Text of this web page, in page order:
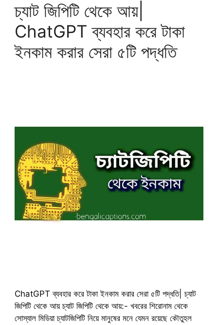
চ্যাট জিপিটি থেকে আয়|
ChatGPT ব্যবহার করে টাকা
ইনকাম করার সেরা ৫টি পদ্ধতি
ChatGPT ব্যবহার করে টাকা ইনকাম করার সেরা ৫টি পদ্ধতি| চ্যাট
জিপিটি থেকে আয় চ্যাট জিপিটি থেকে আয়:- খবরের শিরোনাম থেকে
সোস্যাল মিডিয়া চ্যাটজিপিটি নিয়ে মানুষের মনে যেমন রয়েছে কৌতুহল